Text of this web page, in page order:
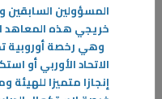
المسؤولين السابقين
خريجي هذه
وهي رخصة أوروبية
الاتحاد الأوربي أو
إنجازا متميزا للهيئة